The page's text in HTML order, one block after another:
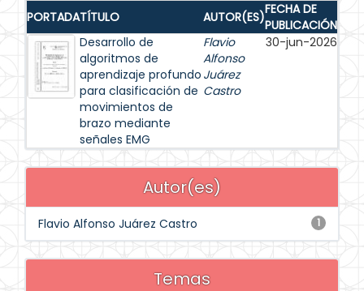
PORTADATÍTULO AUTOR(ES)FECHA DE
PUBLICACIÓN
Desarrollo de
algoritmos de
aprendizaje profundo
para clasificación de
movimientos de
brazo mediante
señales EMG
Flavio
Alfonso
Juárez
Castro
30-jun-2026
Autor(es)
1
Flavio Alfonso Juárez Castro
Temas